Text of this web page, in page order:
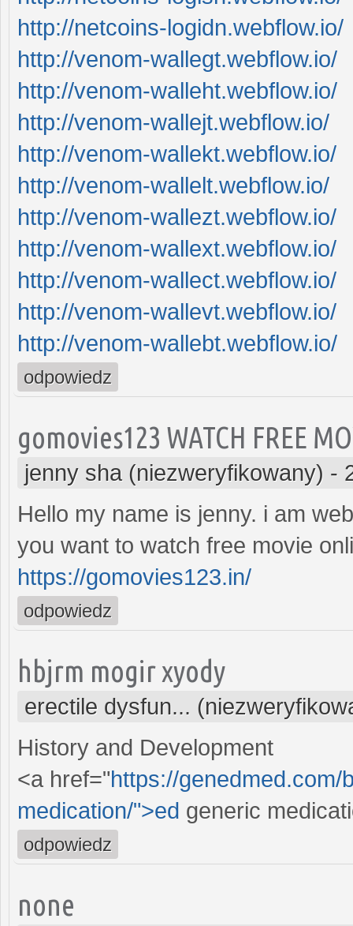
http://netcoins-logidn.webflow.io/
http://venom-wallegt.webflow.io/
http://venom-walleht.webflow.io/
http://venom-wallejt.webflow.io/
http://venom-wallekt.webflow.io/
http://venom-wallelt.webflow.io/
http://venom-wallezt.webflow.io/
http://venom-wallext.webflow.io/
http://venom-wallect.webflow.io/
http://venom-wallevt.webflow.io/
http://venom-wallebt.webflow.io/
odpowiedz
gomovies123 WATCH FREE
jenny sha (niezweryfikowany) -
Hello my name is jenny. i am
you want to watch free movie
https://gomovies123.in/
odpowiedz
hbjrm mogir xyody
erectile dysfun...
History and Development
<a href="https://
medication/">ed generic
odpowiedz
none